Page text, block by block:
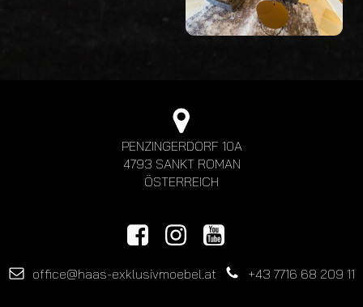
PENZINGERDORF 10A
4793 SANKT ROMAN
ÖSTERREICH
office@haas-exklusivmoebel.at +43 7716 68 209 11